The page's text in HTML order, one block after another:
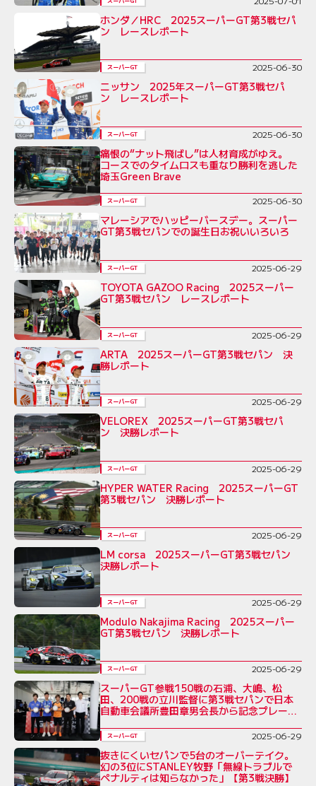
ホンダ／HRC 2025スーパーGT第3戦セパ
ン レースレポート
スーパーGT 2025-06-30
ニッサン 2025年スーパーGT第3戦セパ
ン レースレポート
スーパーGT 2025-06-30
痛恨の“ナット飛ばし”は人材育成がゆえ。
コースでのタイムロスも重なり勝利を逃した
埼玉Green Brave
スーパーGT 2025-06-30
マレーシアでハッピーバースデー。スーパー
GT第3戦セパンでの誕生日お祝いいろいろ
スーパーGT 2025-06-29
TOYOTA GAZOO Racing 2025スーパー
GT第3戦セパン レースレポート
スーパーGT 2025-06-29
ARTA 2025スーパーGT第3戦セパン 決
勝レポート
スーパーGT 2025-06-29
VELOREX 2025スーパーGT第3戦セパ
ン 決勝レポート
スーパーGT 2025-06-29
HYPER WATER Racing 2025スーパーGT
第3戦セパン 決勝レポート
スーパーGT 2025-06-29
LM corsa 2025スーパーGT第3戦セパン
決勝レポート
スーパーGT 2025-06-29
Modulo Nakajima Racing 2025スーパー
GT第3戦セパン 決勝レポート
スーパーGT 2025-06-29
スーパーGT参戦150戦の石浦、大嶋、松
田、200戦の立川監督に第3戦セパンで日本
自動車会議所豊田章男会長から記念プレート
スーパーGT 2025-06-29
抜きにくいセパンで5台のオーバーテイク。
幻の3位にSTANLEY牧野「無線トラブルで
ペナルティは知らなかった」【第3戦決勝】